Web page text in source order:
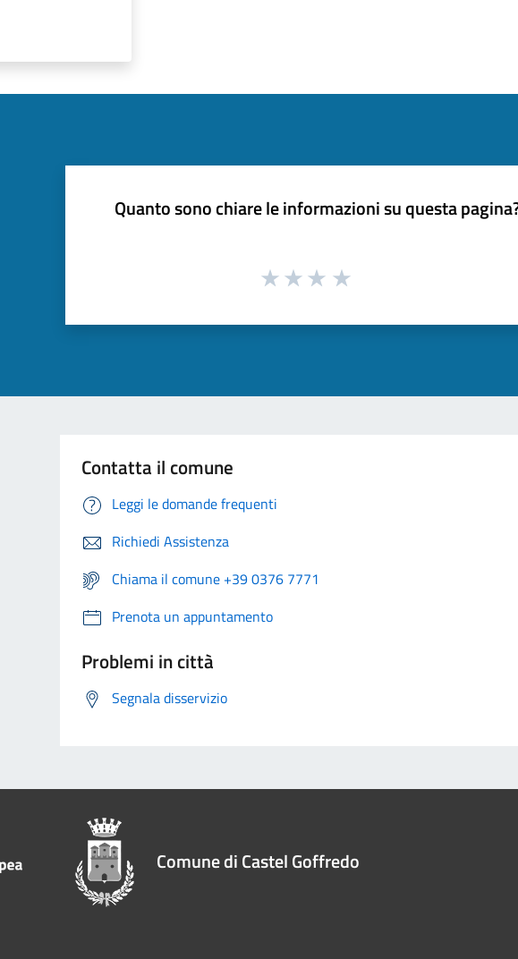
Quanto sono chiare le informazioni su questa
Contatta il comune
Leggi le domande frequenti
Richiedi Assistenza
Chiama il comune +39 0376 7771
Prenota un appuntamento
Problemi in città
Segnala disservizio
Comune di Castel Goffredo